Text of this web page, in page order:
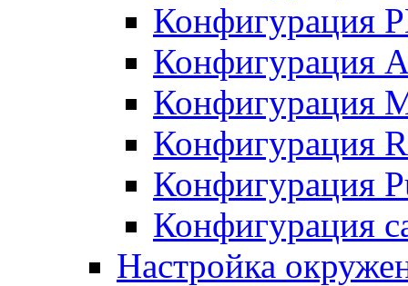
Конфигурация
Конфигурация
Конфигурация
Конфигурация
Конфигурация
Конфигурация
Настройка